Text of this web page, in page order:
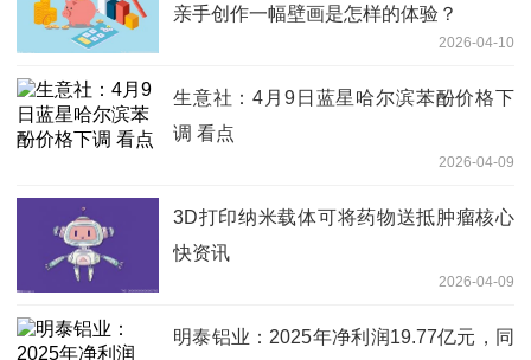
亲手创作一幅壁画是怎样的体验？
2026-04-10
生意社：4月9日蓝星哈尔滨苯酚价格下
调 看点
2026-04-09
3D打印纳米载体可将药物送抵肿瘤核心
快资讯
2026-04-09
明泰铝业：2025年净利润19.77亿元，同